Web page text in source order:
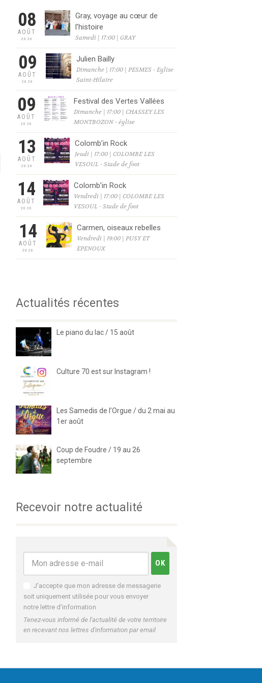
08
AOÛT
2026
Gray, voyage au cœur de
l’histoire
Samedi | 17:00 | GRAY
09
AOÛT
2026
Julien Bailly
Dimanche | 17:00 | PESMES - Eglise
Saint-Hilaire
09
AOÛT
2026
Festival des Vertes Vallées
Dimanche | 17:00 | CHASSEY LES
MONTBOZON - église
13
AOÛT
2026
Colomb’in Rock
Jeudi | 17:00 | COLOMBE LES
VESOUL - Stade de foot
14
AOÛT
2026
Colomb’in Rock
Vendredi | 17:00 | COLOMBE LES
VESOUL - Stade de foot
14
AOÛT
2026
Carmen, oiseaux rebelles
Vendredi | 19:00 | PUSY ET
EPENOUX
Actualités récentes
Le piano du lac / 15 août
Culture 70 est sur Instagram !
Les Samedis de l’Orgue / du 2 mai au
1er août
Coup de Foudre / 19 au 26
septembre
Recevoir notre actualité
J'accepte que mon adresse de messagerie
soit uniquement utilisée pour vous envoyer
notre lettre d'information
Tenez-vous informé de l'actualité de votre territoire
en recevant nos lettres d'information par email